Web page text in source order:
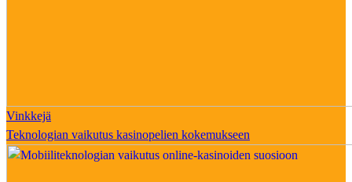
Vinkkejä
Teknologian vaikutus kasinopelien kokemukseen